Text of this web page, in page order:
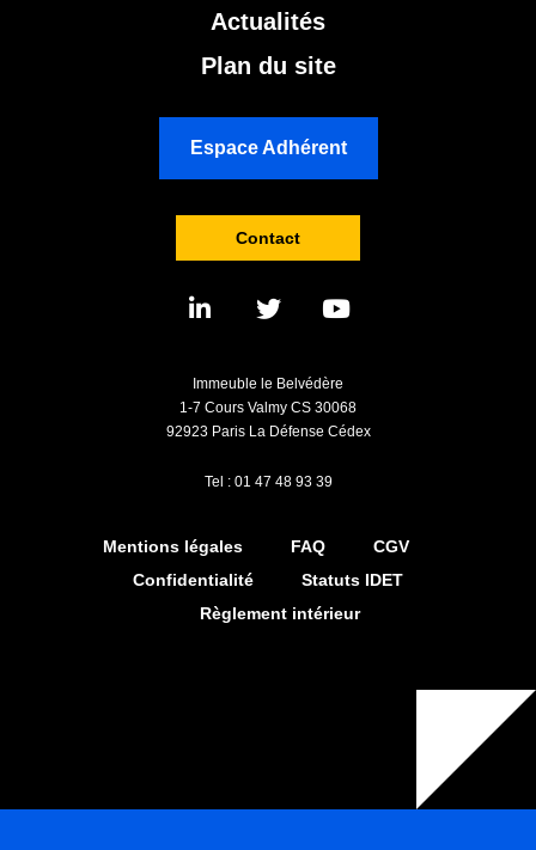
Actualités
Plan du site
Espace Adhérent
Contact
Immeuble le Belvédère
1-7 Cours Valmy CS 30068
92923 Paris La Défense Cédex
Tel : 01 47 48 93 39
Mentions légales FAQ
CGV
Confidentialité
Statuts IDET
Règlement intérieur